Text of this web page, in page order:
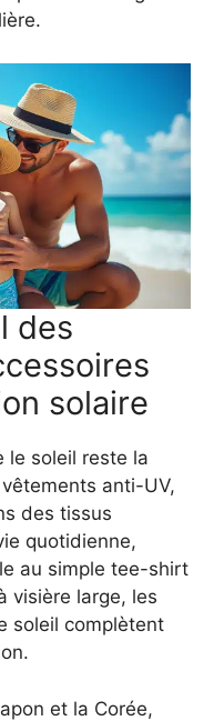
des
solaire
le soleil reste la
anti-UV,
des tissus
quotidienne,
au simple tee-shirt
visière large, les
soleil complètent
et la Corée,